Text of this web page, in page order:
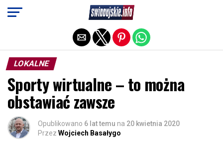
LOKALNE
Sporty wirtualne – to można
obstawiać zawsze
Opublikowano 6 lat temu na 20 kwietnia 2020
Przez Wojciech Basałygo
Exit mobile version